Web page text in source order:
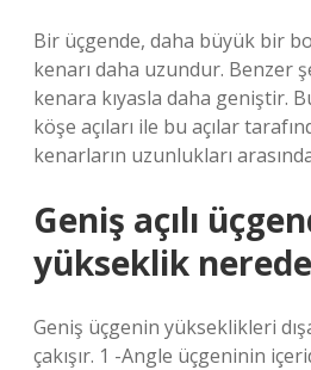
Bir üçgende, daha büyük bir
kenarı daha uzundur. Benzer
kenara kıyasla daha geniştir.
köşe açıları ile bu açılar
kenarların uzunlukları
Geniş açılı
yükseklik
Geniş üçgenin yükseklikleri
çakışır. 1 -Angle üçgeninin